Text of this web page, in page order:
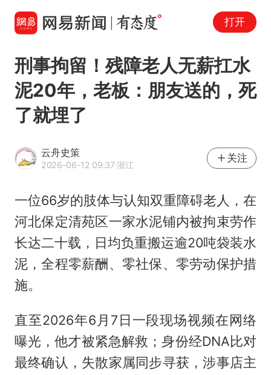
打开
刑事拘留！残障老人无薪扛水
泥20年，老板：朋友送的，死
了就埋了
云舟史策
2026-06-12 09:37·浙江
关注
一位66岁的肢体与认知双重障碍老人，在
河北保定清苑区一家水泥铺内被拘束劳作
长达二十载，日均负重搬运逾20吨袋装水
泥，全程零薪酬、零社保、零劳动保护措
施。
直至2026年6月7日一段现场视频在网络
曝光，他才被紧急解救；身份经DNA比对
最终确认，失散家属同步寻获，涉事店主